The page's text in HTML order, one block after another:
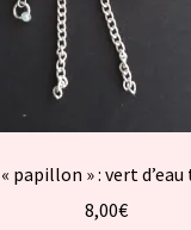
papillon » : vert
8,00€